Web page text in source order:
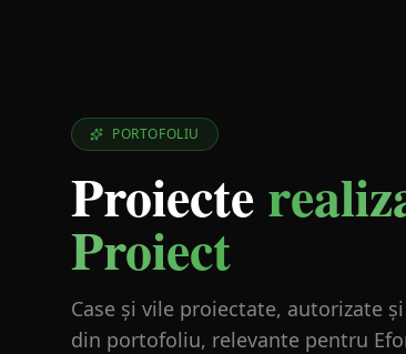
PORTOFOLIU
Proiecte
Proiect
Case și vile proiectate, autorizate
din portofoliu, relevante pentru